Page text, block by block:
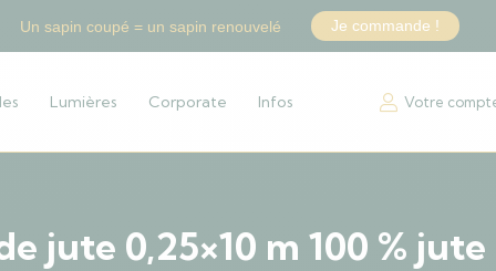
Lumières Corporate Infos Votre
jute 0,25×10 m 100 %
Un sapin coupé = un sapin renouvelé Je commande !